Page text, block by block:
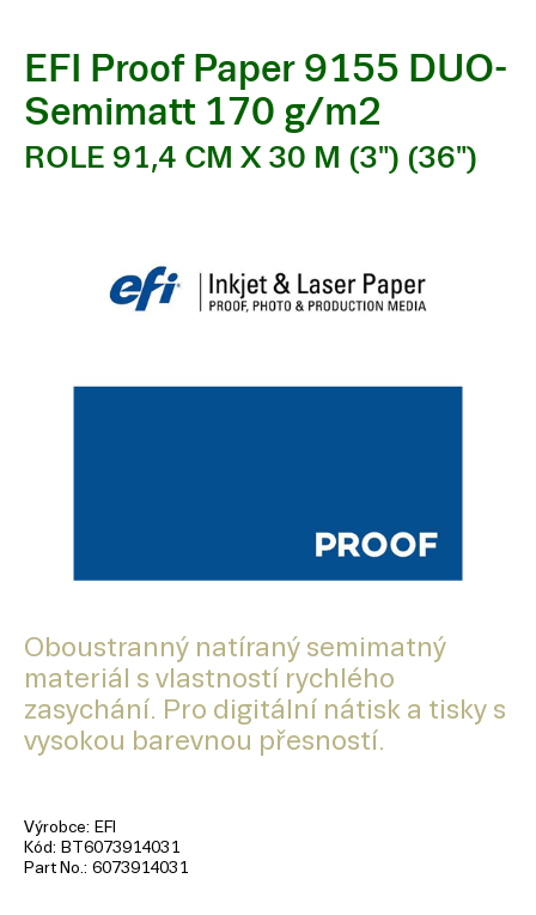
EFI Proof Paper 9155 DUO-
Semimatt 170 g/m2
ROLE 91,4 CM X 30 M (3") (36")
Oboustranný natíraný semimatný
materiál s vlastností rychlého
zasychání. Pro digitální nátisk a tisky s
vysokou barevnou přesností.
Výrobce
EFI
Kód
BT6073914031
Part No. 6073914031